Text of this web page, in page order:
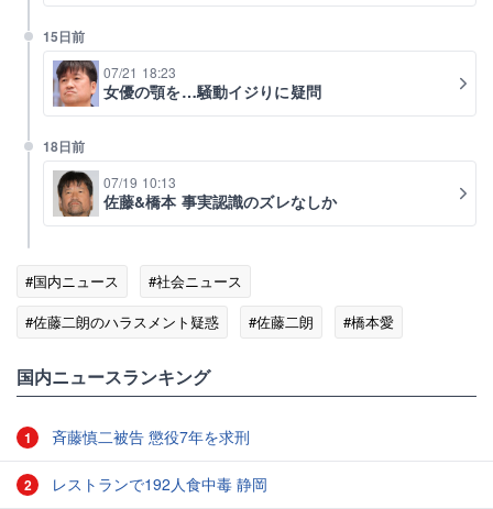
15日前
07/21 18:23
女優の顎を…騒動イジりに疑問
18日前
07/19 10:13
佐藤&橋本 事実認識のズレなしか
#国内ニュース
#社会ニュース
#佐藤二朗のハラスメント疑惑
#佐藤二朗
#橋本愛
国内ニュースランキング
1 斉藤慎二被告 懲役7年を求刑
2 レストランで192人食中毒 静岡